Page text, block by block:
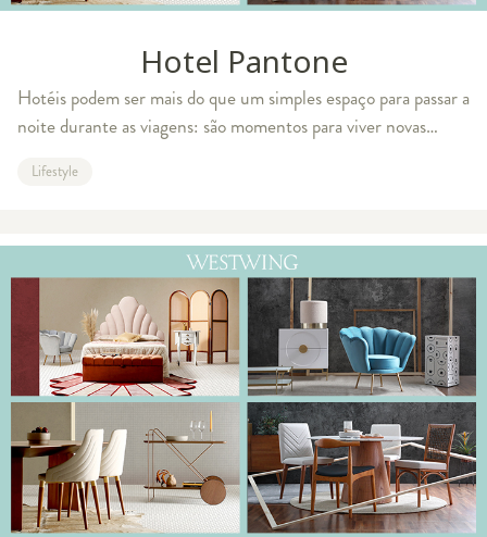
Hotel Pantone
Hotéis podem ser mais do que um simples espaço para passar a
noite durante as viagens: são momentos para viver novas
Inspirado neste concei
Lifestyle